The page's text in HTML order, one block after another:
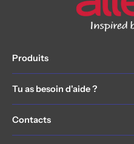
Produits
Tu as besoin d'aide ?
Contacts